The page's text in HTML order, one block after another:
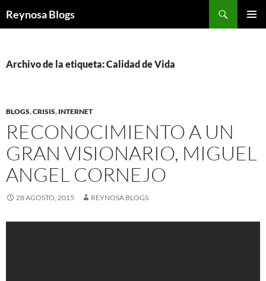
Reynosa Blogs
Archivo de la etiqueta: Calidad de Vida
BLOGS,CRISIS, INTERNET
RECONOCIMIENTO A UN
GRAN VISIONARIO, MIGUEL
ANGEL CORNEJO
28 AGOSTO, 2015 REYNOSA BLOGS